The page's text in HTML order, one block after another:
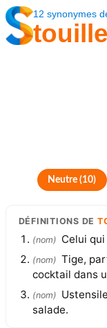
12 synonymes
Neutre (10)
DÉFINITIONS DE
(nom) Celui
(nom) Tige,
cocktail dans
(nom)
salade.